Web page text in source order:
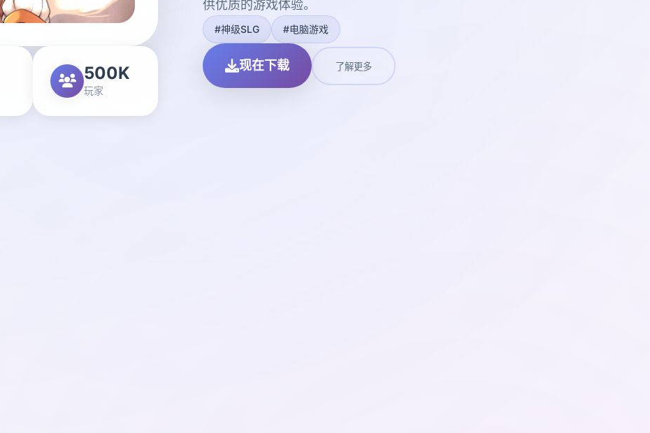
500K
玩家
供优质的游戏体验。
#神级SLG #电脑游戏
现在下载 了解更多